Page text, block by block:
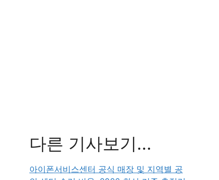
다른 기사보기...
아이폰서비스센터 공식 매장 및 지역별 공